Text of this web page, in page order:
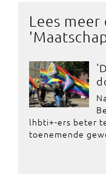
Lees meer
'
lhbti+-ers beter
toenemende